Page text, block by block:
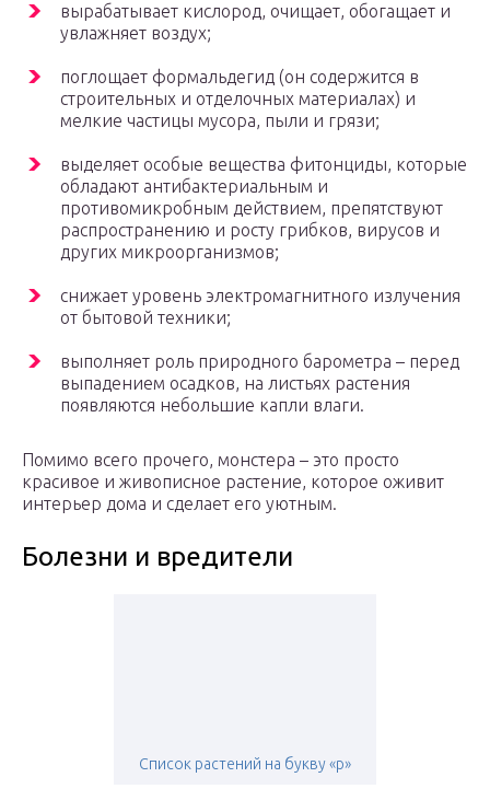
вырабатывает кислород, очищает, обогащает и
увлажняет воздух;
поглощает формальдегид (он содержится в
строительных и отделочных материалах) и
мелкие частицы мусора, пыли и грязи;
выделяет особые вещества фитонциды, которые
обладают антибактериальным и
противомикробным действием, препятствуют
распространению и росту грибков, вирусов и
других микроорганизмов;
снижает уровень электромагнитного излучения
от бытовой техники;
выполняет роль природного барометра – перед
выпадением осадков, на листьях растения
появляются небольшие капли влаги.
Помимо всего прочего, монстера – это просто
красивое и живописное растение, которое оживит
интерьер дома и сделает его уютным.
Болезни и вредители
Список растений на букву «р»